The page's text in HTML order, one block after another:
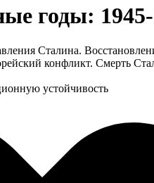
годы:
Сталина.
конфликт. Смерть
устойчивость